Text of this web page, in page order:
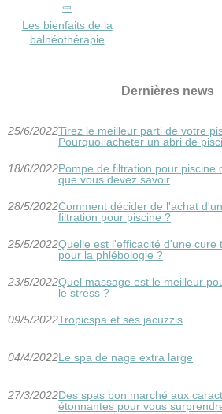
Les bienfaits de la
balnéothérapie
Dernières news
25/6/2022Tirez le meilleur parti de votre
Pourquoi acheter un abri de
18/6/2022Pompe de filtration pour piscine
que vous devez savoir
28/5/2022Comment décider de l'achat
filtration pour piscine ?
25/5/2022Quelle est l'efficacité d'une cure
pour la phlébologie ?
23/5/2022Quel massage est le meilleur
le stress ?
09/5/2022Tropicspa et ses jacuzzis
04/4/2022Le spa de nage extra large
27/3/2022Des spas bon marché aux
étonnantes pour vous